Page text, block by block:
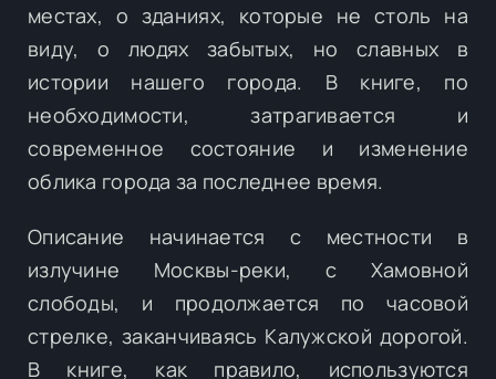
местах, о зданиях, которые не столь на
виду, о людях забытых, но славных в
истории нашего города. В книге, по
необходимости, затрагивается и
современное состояние и изменение
облика города за последнее время.
Описание начинается с местности в
излучине Москвы-реки, с Хамовной
слободы, и продолжается по часовой
стрелке, заканчиваясь Калужской дорогой.
В книге, как правило, используются